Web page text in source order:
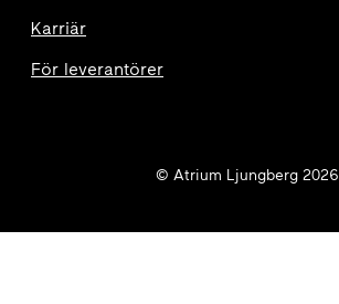
Karriär
För leverantörer
© Atrium Ljungberg 2026